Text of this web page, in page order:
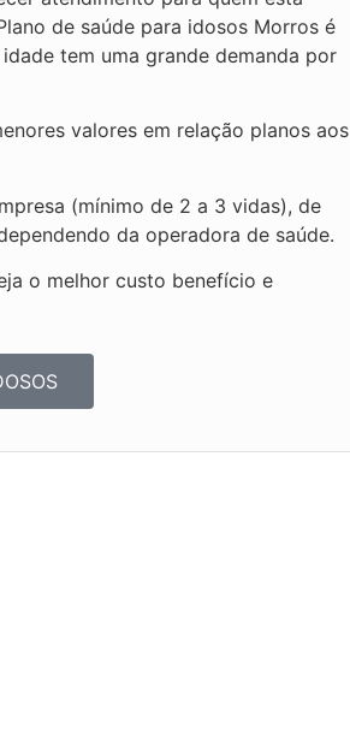
de saúde para idosos Morros é
tem uma grande demanda por
valores em relação planos aos
(mínimo de 2 a 3 vidas), de
da operadora de saúde.
o melhor custo benefício e